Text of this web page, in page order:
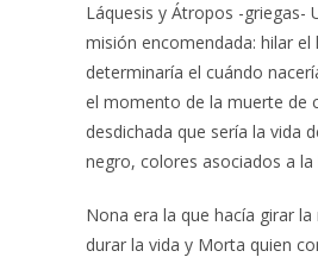
Láquesis y Átropos -griegas-
misión encomendada: hilar el
determinaría el cuándo
el momento de la muerte de
desdichada que sería la vida
negro, colores asociados a
Nona era la que hacía girar
durar la vida y Morta quien